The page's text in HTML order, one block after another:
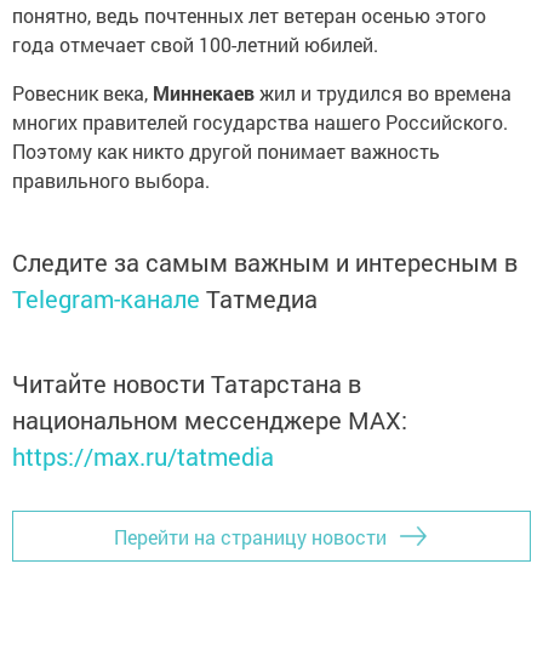
понятно, ведь почтенных лет ветеран осенью этого
года отмечает свой 100-летний юбилей.
Ровесник века, Миннекаевжил и трудился во времена
многих правителей государства нашего Российского.
Поэтому как никто другой понимает важность
правильного выбора.
Следите за самым важным и интересным в
Telegram-канале Татмедиа
Читайте новости Татарстана в
национальном мессенджере MАХ:
https://max.ru/tatmedia
Перейти на страницу новости